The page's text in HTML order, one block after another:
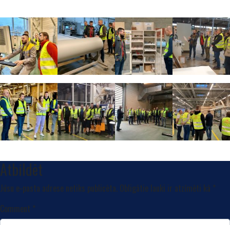
Atbildēt
Jūsu e-pasta adrese netiks publicēta. Obligātie lauki ir atzīmēti kā *
Comment *